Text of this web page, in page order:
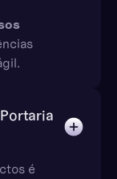
é